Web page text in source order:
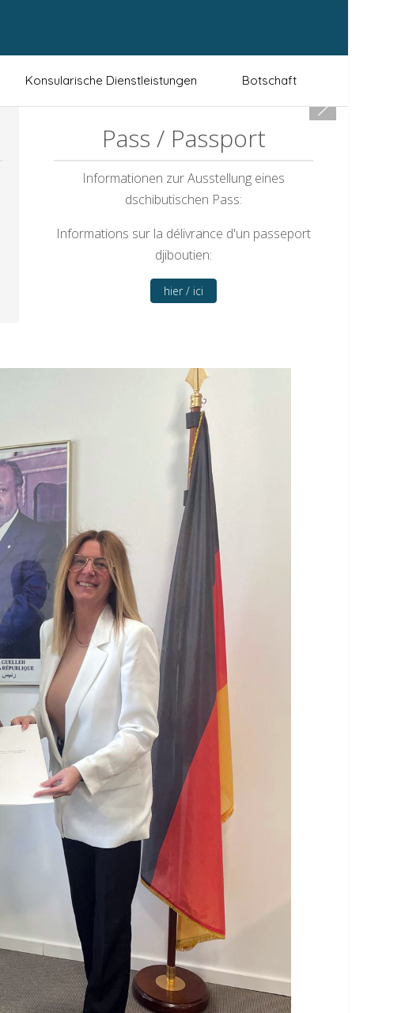
Konsularische Dienstleistungen Botschaft
Pass / Passport
Informationen zur Ausstellung eines
dschibutischen Pass:
Informations sur la délivrance d'un passeport
djiboutien:
hier / ici